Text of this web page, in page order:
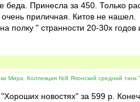
беда. Принесла за 450. Только
приличная. Китов не нашел.
полку " странности 20-30х
Мира. Коллекция №8 Японский средний танк
"Хороших новостях" за 599 р.